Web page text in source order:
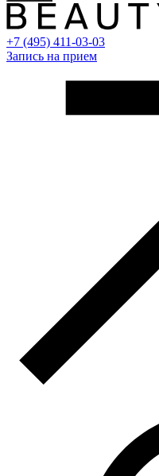
+7 (495) 411-03-03
Запись на прием